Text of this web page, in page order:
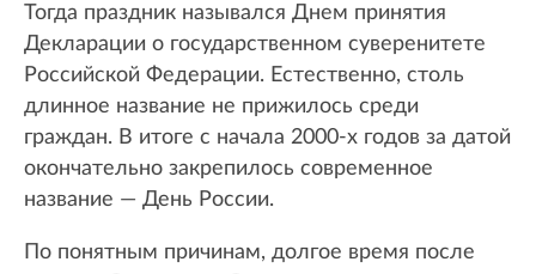
Тогда праздник назывался Днем принятия
Декларации о государственном суверенитете
Российской Федерации. Естественно, столь
длинное название не прижилось среди
граждан. В итоге с начала 2000-х годов за датой
окончательно закрепилось современное
название — День России.
По понятным причинам, долгое время после